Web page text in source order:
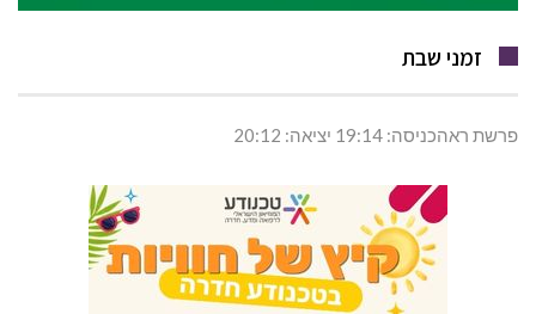
זמני שבת
פרשת ראהכניסה: 19:14 יציאה: 20:12